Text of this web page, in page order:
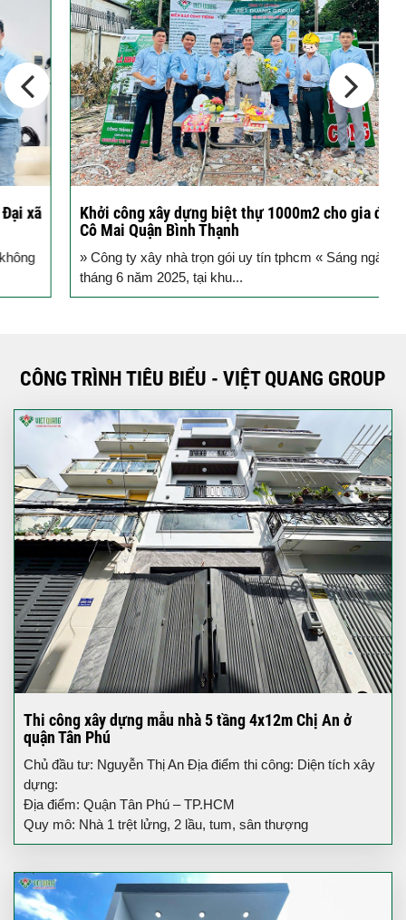
Các thiết kế nhà phố 2 tầng 110m2
đơn giản,...
Khởi công xây dựng biệt thự 1000m2 cho gia đình
Cô Mai Quận Bình Thạnh
» Công ty xây nhà trọn gói uy tín tphcm « Sáng ngày 25
tháng 6 năm 2025, tại khu...
CÔNG TRÌNH TIÊU BIỂU - VIỆT QUANG GROUP
Thi công xây dựng mẫu nhà 5 tầng 4x12m Chị An ở
quận Tân Phú
Chủ đầu tư: Nguyễn Thị An Địa điểm thi công: Diện tích xây
dựng:
Địa điểm: Quận Tân Phú – TP.HCM
Quy mô: Nhà 1 trệt lửng, 2 lầu, tum, sân thượng